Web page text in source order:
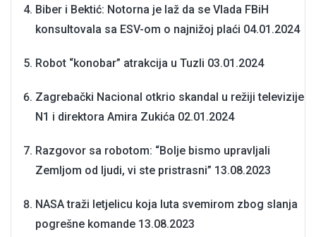
Biber i Bektić: Notorna je laž da se Vlada FBiH
konsultovala sa ESV-om o najnižoj plaći 04.01.2024
Robot “konobar” atrakcija u Tuzli 03.01.2024
Zagrebački Nacional otkrio skandal u režiji televizije
N1 i direktora Amira Zukića 02.01.2024
Razgovor sa robotom: “Bolje bismo upravljali
Zemljom od ljudi, vi ste pristrasni” 13.08.2023
NASA traži letjelicu koja luta svemirom zbog slanja
pogrešne komande 13.08.2023